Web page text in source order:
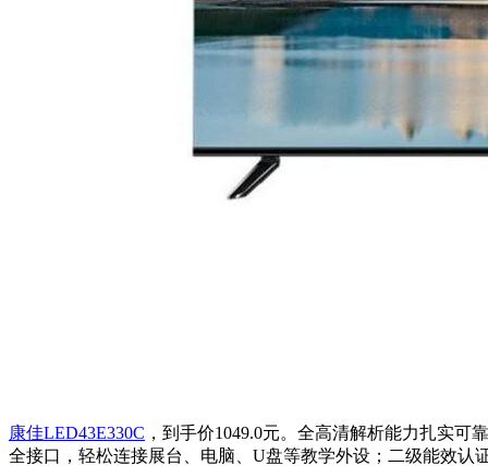
康佳LED43E330C ，到手价1049.0元。全高清解析能力扎实
全接口，轻松连接展台、电脑、U盘等教学外设；二级能效